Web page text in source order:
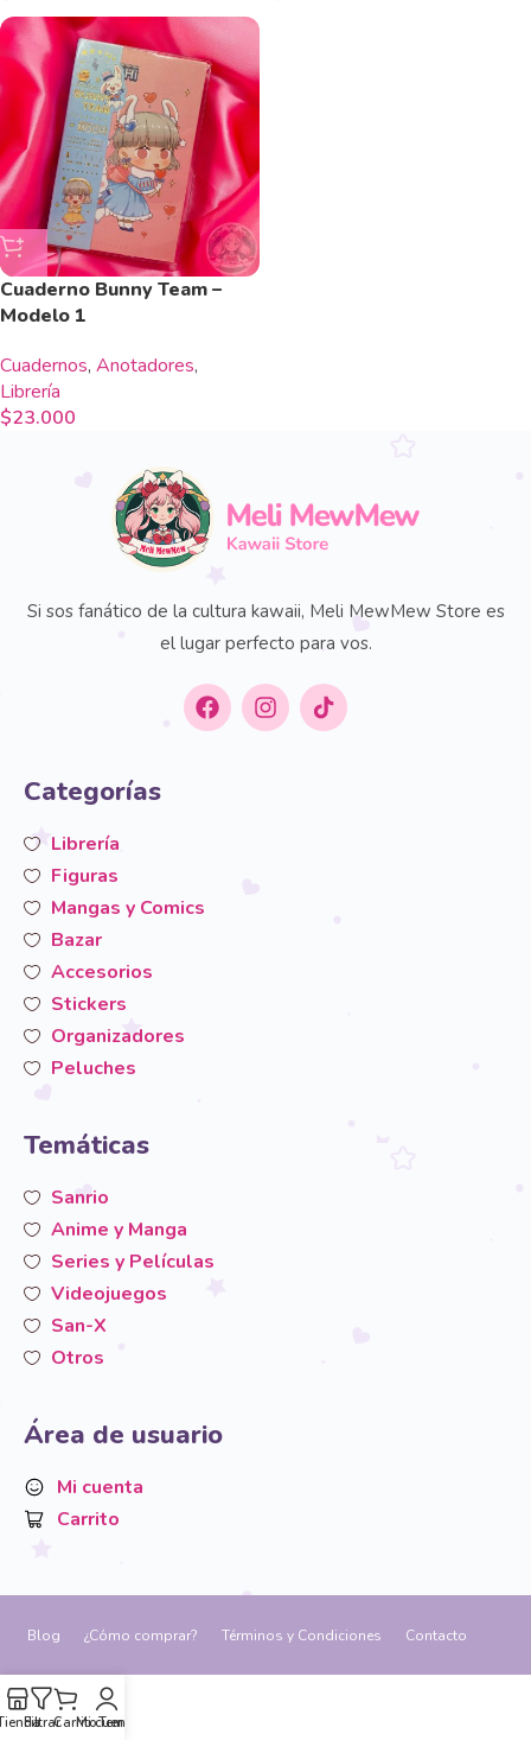
Cuaderno Bunny Team –
Modelo 1
Cuadernos, Anotadores,
Librería
$23.000
Si sos fanático de la cultura kawaii, Meli MewMew Store es
el lugar perfecto para vos.
Categorías
Librería
Figuras
Mangas y Comics
Bazar
Accesorios
Stickers
Organizadores
Peluches
Temáticas
Sanrio
Anime y Manga
Series y Películas
Videojuegos
San-X
Otros
Área de usuario
Mi cuenta
Carrito
Blog ¿Cómo comprar? Términos y Condiciones Contacto
FiltrarCarritoMi cuenta
Temáticas